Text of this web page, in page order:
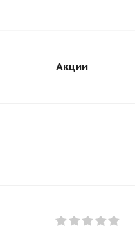
Акции